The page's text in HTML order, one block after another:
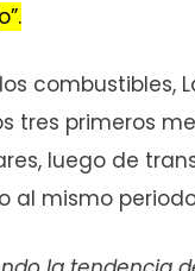
combustibles,
tres primeros
luego de
al mismo